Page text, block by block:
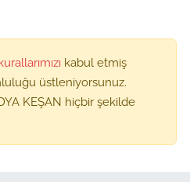
kabul etmiş
üstleniyorsunuz.
KEŞAN hiçbir şekilde